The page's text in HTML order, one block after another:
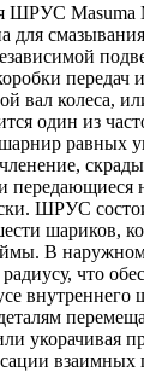
ШРУС Masuma
для
передач
вал колеса,
один из
равных
передающиеся
ШРУС
шариков,
В
что
внутреннего
укорачивая
взаимных